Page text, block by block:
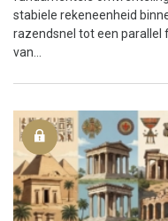
stabiele rekeneenheid
razendsnel tot een parallel
van...